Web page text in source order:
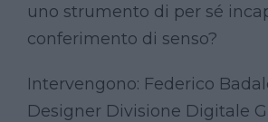
uno strumento di per sé
conferimento di senso?
Intervengono: Federico
Designer Divisione Digitale